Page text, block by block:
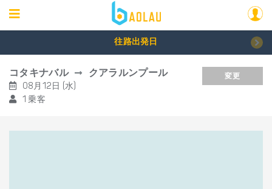
往路出発日
コタキナバル クアラルンプール
08月12日 (水)
1 乗客
変更